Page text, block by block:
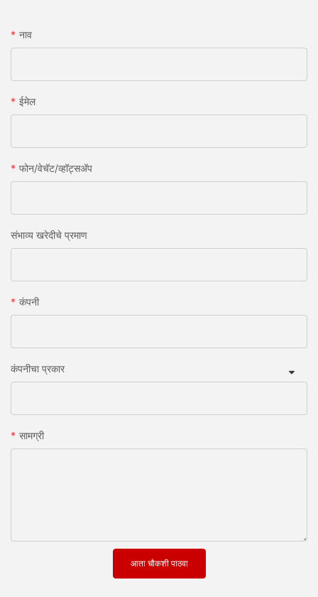
नाव
ईमेल
फोन/वेचॅट/व्हॉट्सअ‍ॅप
संभाव्य खरेदीचे प्रमाण
कंपनी
कंपनीचा प्रकार
सामग्री
आता चौकशी पाठवा